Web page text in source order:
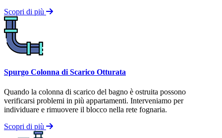
Scopri di più
Spurgo Colonna di Scarico Otturata
Quando la colonna di scarico del bagno è ostruita possono
verificarsi problemi in più appartamenti. Interveniamo per
individuare e rimuovere il blocco nella rete fognaria.
Scopri di più